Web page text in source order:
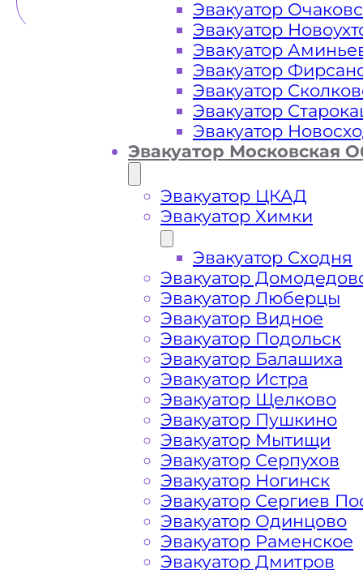
Как перевезти
Середниково?
Эвакуатор
Эвакуатор
Эвакуатор
Эвакуатор
Эвакуатор
Эвакуатор
Эвакуатор
Эвакуатор Московская
Эвакуатор ЦКАД
Эвакуатор Химки
Эвакуатор Сходня
Эвакуатор
Эвакуатор Люберцы
Эвакуатор Видное
Эвакуатор Подольск
Эвакуатор Балашиха
Эвакуатор Истра
Эвакуатор Щелково
Эвакуатор Пушкино
Эвакуатор Мытищи
Эвакуатор Серпухов
Эвакуатор Ногинск
Эвакуатор Сергиев
Эвакуатор Одинцово
Эвакуатор Раменское
Эвакуатор Дмитров